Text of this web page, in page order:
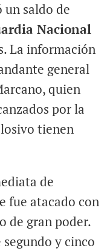
un saldo de
Nacional
La información
general
quien
por la
tienen
de
fue atacado con
de gran poder.
y cinco